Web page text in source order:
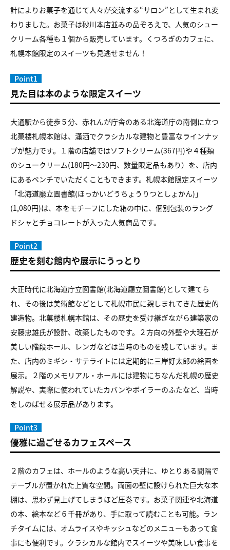
計によりお菓子を通じて人々が交流する“サロン”として生まれ変
わりました。お菓子は砂川本店並みの品ぞろえで、人気のシュー
クリーム各種も１個から販売しています。くつろぎのカフェに、
札幌本館限定のスイーツも見逃せません！
Point1
見た目は本のような限定スイーツ
大通駅から徒歩５分、赤れんが庁舎のある北海道庁の南側に立つ
北菓楼札幌本館は、瀟洒でクラシカルな建物と豊富なラインナッ
プが魅力です。１階の店舗ではソフトクリーム(367円)や４種類
のシュークリーム(180円～230円、数量限定品もあり）を、店内
にあるベンチでいただくこともできます。札幌本館限定スイーツ
「北海道廳立圖書館(ほっかいどうちょうりつとしょかん)」
(1,080円)は、本をモチーフにした箱の中に、個別包装のラング
ドシャとチョコレートが入った人気商品です。
Point2
歴史を刻む館内や展示にうっとり
大正時代に北海道庁立図書館(北海道廳立圖書館)として建てら
れ、その後は美術館などとして札幌市民に親しまれてきた歴史的
建造物。北菓楼札幌本館は、その歴史を受け継ぎながら建築家の
安藤忠雄氏が設計、改築したものです。２方向の外壁や大理石が
美しい階段ホール、レンガなどは当時のものを残しています。ま
た、店内のミギシ・サテライトには定期的に三岸好太郎の絵画を
展示。２階のメモリアル・ホールには建物にちなんだ札幌の歴史
解説や、実際に使われていたカバンやボイラーのふたなど、当時
をしのばせる展示品があります。
Point3
優雅に過ごせるカフェスペース
２階のカフェは、ホールのような高い天井に、ゆとりある間隔で
テーブルが置かれた上質な空間。両面の壁に設けられた巨大な本
棚は、思わず見上げてしまうほど圧巻です。お菓子関連や北海道
の本、絵本など６千冊があり、手に取って読むことも可能。ラン
チタイムには、オムライスやキッシュなどのメニューもあって食
事にも便利です。クラシカルな館内でスイーツや美味しい食事を